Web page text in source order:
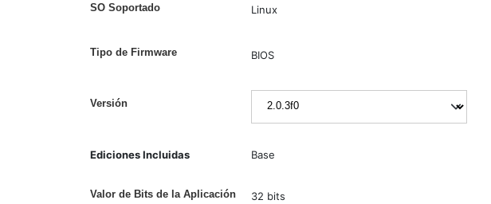
SO Soportado Linux
Tipo de Firmware BIOS
Versión
Ediciones Incluidas Base
Valor de Bits de la Aplicación 32 bits